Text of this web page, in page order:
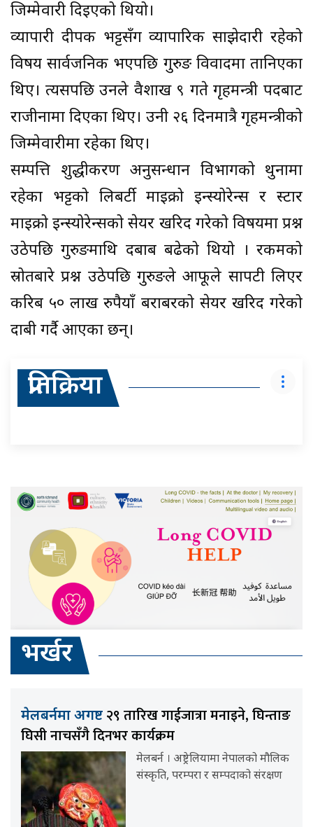
जिम्मेवारी दिइएको थियो।
व्यापारी दीपक भट्टसँग व्यापारिक साझेदारी रहेको
विषय सार्वजनिक भएपछि गुरुङ विवादमा तानिएका
थिए। त्यसपछि उनले वैशाख ९ गते गृहमन्त्री पदबाट
राजीनामा दिएका थिए। उनी २६ दिनमात्रै गृहमन्त्रीको
जिम्मेवारीमा रहेका थिए।
सम्पत्ति शुद्धीकरण अनुसन्धान विभागको थुनामा
रहेका भट्टको लिबर्टी माइक्रो इन्स्योरेन्स र स्टार
माइक्रो इन्स्योरेन्सको सेयर खरिद गरेको विषयमा प्रश्न
उठेपछि गुरुङमाथि दबाब बढेको थियो । रकमको
स्रोतबारे प्रश्न उठेपछि गुरुङले आफूले सापटी लिएर
करिब ५० लाख रुपैयाँ बराबरको सेयर खरिद गरेको
दाबी गर्दै आएका छन्।
प्रतिक्रिया
भर्खर
मेलबर्नमा अगष्ट २९ तारिख गाईजात्रा मनाइने, घिन्ताङ
घिसी नाचसँगै दिनभर कार्यक्रम
मेलबर्न । अष्ट्रेलियामा नेपालको मौलिक
संस्कृति, परम्परा र सम्पदाको संरक्षण